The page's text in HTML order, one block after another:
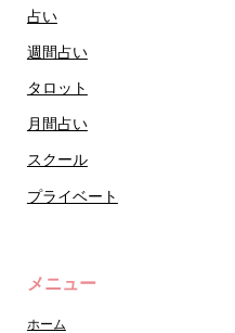
占い
週間占い
タロット
月間占い
スクール
プライベート
メニュー
ホーム